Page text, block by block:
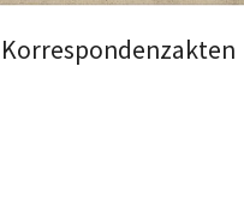
Korrespondenzakten